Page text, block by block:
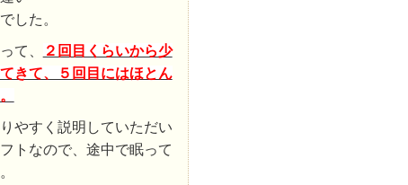
した。
て、
２回目くらいから少
きて、５回目にはほとん
やすく説明していただい
トなので、途中で眠って